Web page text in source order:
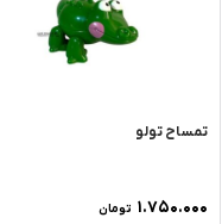
تمساح تولو
۱.۷۵۰.۰۰۰ تومان